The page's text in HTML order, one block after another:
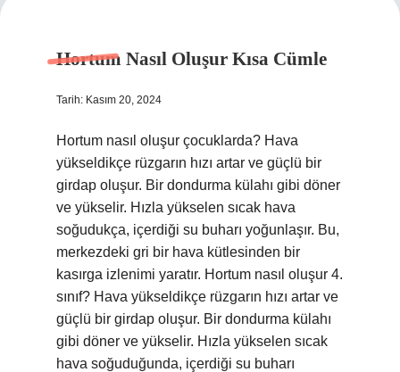
Hortum Nasıl Oluşur Kısa Cümle
Tarih: Kasım 20, 2024
Hortum nasıl oluşur çocuklarda? Hava
yükseldikçe rüzgarın hızı artar ve güçlü bir
girdap oluşur. Bir dondurma külahı gibi döner
ve yükselir. Hızla yükselen sıcak hava
soğudukça, içerdiği su buharı yoğunlaşır. Bu,
merkezdeki gri bir hava kütlesinden bir
kasırga izlenimi yaratır. Hortum nasıl oluşur 4.
sınıf? Hava yükseldikçe rüzgarın hızı artar ve
güçlü bir girdap oluşur. Bir dondurma külahı
gibi döner ve yükselir. Hızla yükselen sıcak
hava soğuduğunda, içerdiği su buharı